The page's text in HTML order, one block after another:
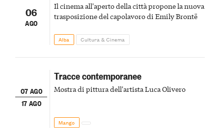
06
AGO
Il cinema all'aperto della città propone la nuova
trasposizione del capolavoro di Emily Brontë
Alba Cultura & Cinema
07 AGO
17 AGO
Tracce contemporanee
Mostra di pittura dell'artista Luca Olivero
Mango